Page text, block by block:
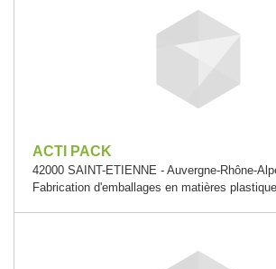
ACTI PACK
42000 SAINT-ETIENNE - Auvergne-Rhône-
Fabrication d'emballages en matières